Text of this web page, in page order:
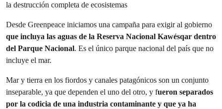
la destrucción completa de ecosistemas
Desde Greenpeace iniciamos una campaña para exigir al gobierno
que incluya las aguas de la Reserva Nacional Kawésqar dentro
del Parque Nacional. Es el único parque nacional del país que no
incluye el mar.
Mar y tierra en los fiordos y canales patagónicos son un conjunto
inseparable, ya que dependen el uno del otro, y fueron separados
por la codicia de una industria contaminante y que ya ha